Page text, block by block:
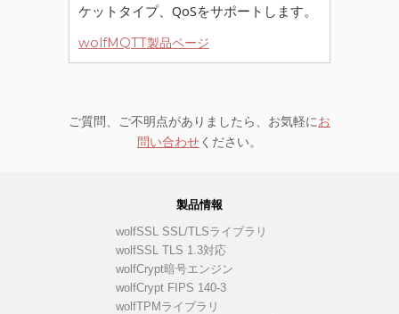
ケットタイプ、QoSをサポートします。
wolfMQTT製品ページ
ご質問、ご不明点がありましたら、お気軽にお
問い合わせください。
製品情報
wolfSSL SSL/TLSライブラリ
wolfSSL TLS 1.3対応
wolfCrypt暗号エンジン
wolfCrypt FIPS 140-3
wolfTPMライブラリ